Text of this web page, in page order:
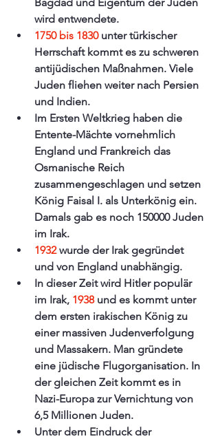
wird entwendete.
1750 bis 1830 unter türkischer
Herrschaft kommt es zu schweren
antijüdischen Maßnahmen. Viele
Juden fliehen weiter nach Persien
und Indien.
Im Ersten Weltkrieg haben die
Entente-Mächte vornehmlich
England und Frankreich das
Osmanische Reich
zusammengeschlagen und setzen
König Faisal I. als Unterkönig ein.
Damals gab es noch 150000 Juden
im Irak.
1932 wurde der Irak gegründet
und von England unabhängig.
In dieser Zeit wird Hitler populär
im Irak, 1938 und es kommt unter
dem ersten irakischen König zu
einer massiven Judenverfolgung
und Massakern. Man gründete
eine jüdische Flugorganisation. In
der gleichen Zeit kommt es in
Nazi-Europa zur Vernichtung von
6,5 Millionen Juden.
Unter dem Eindruck der